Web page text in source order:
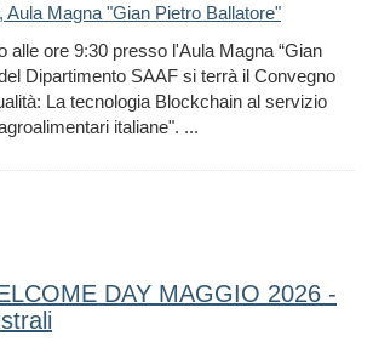
Aula Magna "Gian Pietro Ballatore"
alle ore 9:30 presso l'Aula Magna “Gian
Dipartimento SAAF si terrà il Convegno
La tecnologia Blockchain al servizio
italiane". ...
DAY MAGGIO 2026 -